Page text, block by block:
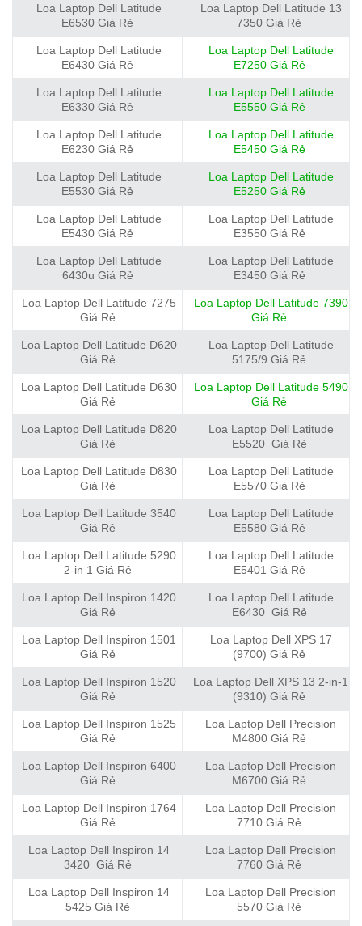
Loa Laptop Dell Latitude
E6530 Giá Rẻ
Loa Laptop Dell Latitude 13
7350 Giá Rẻ
Loa Laptop Dell Latitude
E6430 Giá Rẻ
Loa Laptop Dell Latitude
E7250 Giá Rẻ
Loa Laptop Dell Latitude
E6330 Giá Rẻ
Loa Laptop Dell Latitude
E5550 Giá Rẻ
Loa Laptop Dell Latitude
E6230 Giá Rẻ
Loa Laptop Dell Latitude
E5450 Giá Rẻ
Loa Laptop Dell Latitude
E5530 Giá Rẻ
Loa Laptop Dell Latitude
E5250 Giá Rẻ
Loa Laptop Dell Latitude
E5430 Giá Rẻ
Loa Laptop Dell Latitude
E3550 Giá Rẻ
Loa Laptop Dell Latitude
6430u Giá Rẻ
Loa Laptop Dell Latitude
E3450 Giá Rẻ
Loa Laptop Dell Latitude 7275
Giá Rẻ
Loa Laptop Dell Latitude 7390
Giá Rẻ
Loa Laptop Dell Latitude D620
Giá Rẻ
Loa Laptop Dell Latitude
5175/9 Giá Rẻ
Loa Laptop Dell Latitude D630
Giá Rẻ
Loa Laptop Dell Latitude 5490
Giá Rẻ
Loa Laptop Dell Latitude D820
Giá Rẻ
Loa Laptop Dell Latitude
E5520 Giá Rẻ
Loa Laptop Dell Latitude D830
Giá Rẻ
Loa Laptop Dell Latitude
E5570 Giá Rẻ
Loa Laptop Dell Latitude 3540
Giá Rẻ
Loa Laptop Dell Latitude
E5580 Giá Rẻ
Loa Laptop Dell Latitude 5290
2-in 1 Giá Rẻ
Loa Laptop Dell Latitude
E5401 Giá Rẻ
Loa Laptop Dell Inspiron 1420
Giá Rẻ
Loa Laptop Dell Latitude
E6430 Giá Rẻ
Loa Laptop Dell Inspiron 1501
Giá Rẻ
Loa Laptop Dell XPS 17
(9700) Giá Rẻ
Loa Laptop Dell Inspiron 1520
Giá Rẻ
Loa Laptop Dell XPS 13 2-in-1
(9310) Giá Rẻ
Loa Laptop Dell Inspiron 1525
Giá Rẻ
Loa Laptop Dell Precision
M4800 Giá Rẻ
Loa Laptop Dell Inspiron 6400
Giá Rẻ
Loa Laptop Dell Precision
M6700 Giá Rẻ
Loa Laptop Dell Inspiron 1764
Giá Rẻ
Loa Laptop Dell Precision
7710 Giá Rẻ
Loa Laptop Dell Inspiron 14
3420 Giá Rẻ
Loa Laptop Dell Precision
7760 Giá Rẻ
Loa Laptop Dell Inspiron 14
5425 Giá Rẻ
Loa Laptop Dell Precision
5570 Giá Rẻ